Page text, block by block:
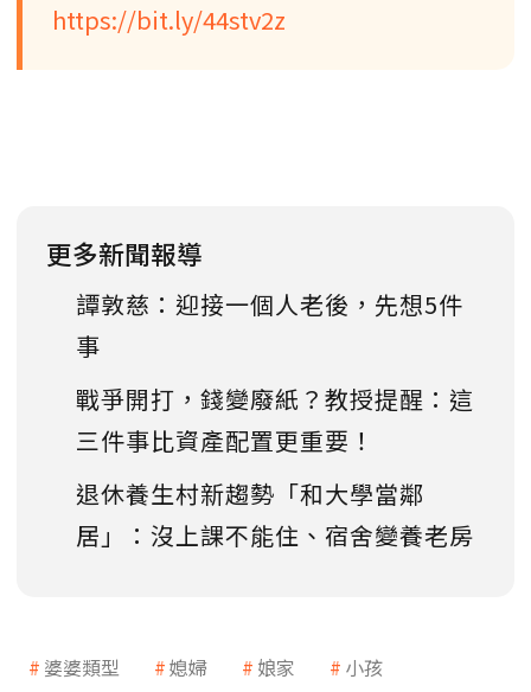
https://bit.ly/44stv2z
更多新聞報導
譚敦慈：迎接一個人老後，先想5件
事
戰爭開打，錢變廢紙？教授提醒：這
三件事比資產配置更重要！
退休養生村新趨勢「和大學當鄰
居」：沒上課不能住、宿舍變養老房
婆婆類型 媳婦 娘家
小孩